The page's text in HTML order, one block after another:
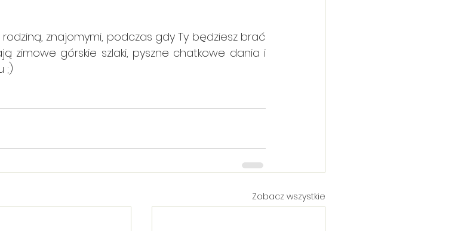
rodziną, znajomymi, podczas gdy Ty będziesz brać
zimowe górskie szlaki, pyszne chatkowe dania i
;)
Zobacz wszystkie